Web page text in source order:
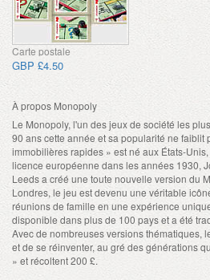
Carte postale
GBP £4.50
À propos Monopoly
Le Monopoly, l'un des jeux de société les
90 ans cette année et sa popularité ne faiblit
immobilières rapides » est né aux États-
licence européenne dans les années 1930,
Leeds a créé une toute nouvelle version du
Londres, le jeu est devenu une véritable
réunions de famille en une expérience
disponible dans plus de 100 pays et a été
Avec de nombreuses versions thématiques,
et de se réinventer, au gré des générations
» et récoltent 200 £.